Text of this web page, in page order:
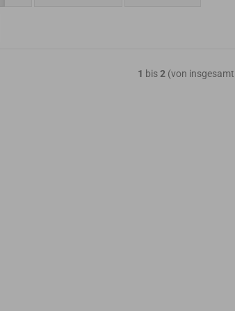
1 bis2 (von